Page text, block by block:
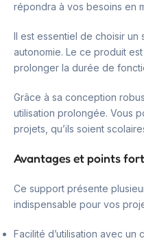
répondra à vos besoins en
Il est essentiel de choisir
autonomie. Le ce produit
prolonger la durée de
Grâce à sa conception
utilisation prolongée. Vous
projets, qu’ils soient
Avantages et points
Ce support présente
indispensable pour vos
Facilité d’utilisation avec un